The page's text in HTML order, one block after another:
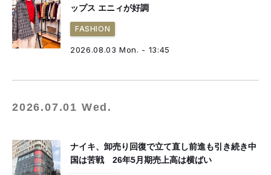
ップス エニィが好調
FASHION
2026.08.03 Mon. - 13:45
2026.07.01 Wed.
ナイキ、卸売り回復で立て直し前進も引き続き中
国は苦戦 26年5月期売上高は横ばい